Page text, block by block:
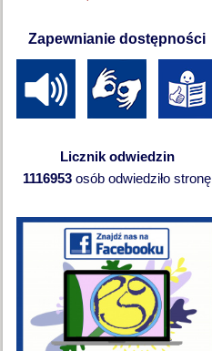
Zapewnianie dostępności
Licznik odwiedzin
1116953 osób odwiedziło stronę